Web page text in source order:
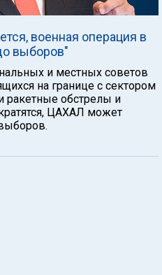
военная операция в
выборов"
и местных советов
на границе с сектором
ракетные обстрелы и
ЦАХАЛ может